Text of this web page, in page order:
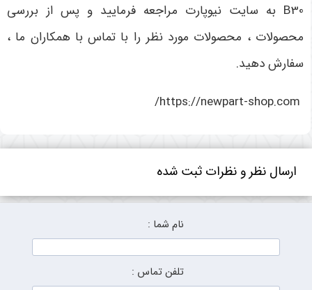
B30 به سایت نیوپارت مراجعه فرمایید و پس از بررسی
محصولات ، محصولات مورد نظر را با تماس با همکاران ما ،
سفارش دهید.
ارسال نظر و نظرات ثبت شده
نام شما :
تلفن تماس :